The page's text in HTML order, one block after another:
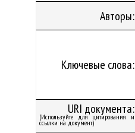
Авторы:
Ключевые слова:
URI документа:
(Используйте для цитирования и
ссылки на документ)